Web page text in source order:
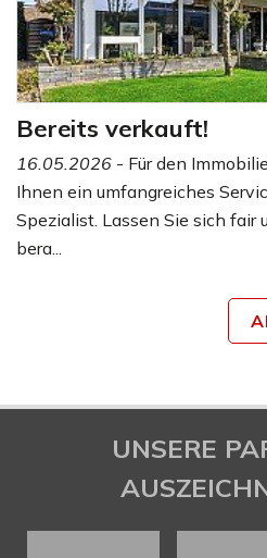
Bereits verkauft!
16.05.2026 - Für den
Ihnen ein umfangreiches
Spezialist. Lassen Sie sich fair
bera...
UNSERE